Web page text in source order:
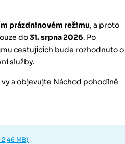
prázdninovém režimu, a proto
do31. srpna 2026. Po
cestujících bude rozhodnuto o
služby.
a objevujte Náchod pohodlně
MB)